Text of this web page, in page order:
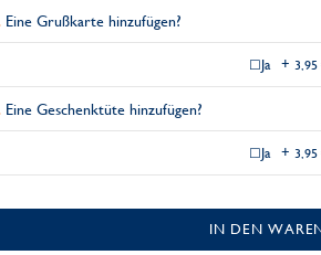
Eine Grußkarte hinzufügen?
Ja + 3,95
Eine Geschenktüte hinzufügen?
Ja + 3,95
IN DEN